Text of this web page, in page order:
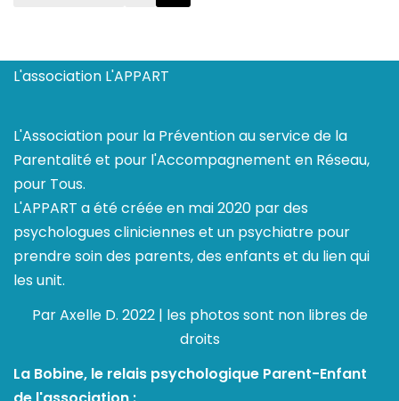
L'association L'APPART
L'Association pour la Prévention au service de la
Parentalité et pour l'Accompagnement en Réseau,
pour Tous.
L'APPART a été créée en mai 2020 par des
psychologues cliniciennes et un psychiatre pour
prendre soin des parents, des enfants et du lien qui
les unit.
Par Axelle D. 2022 | les photos sont non libres de
droits
La Bobine, le relais psychologique Parent-Enfant